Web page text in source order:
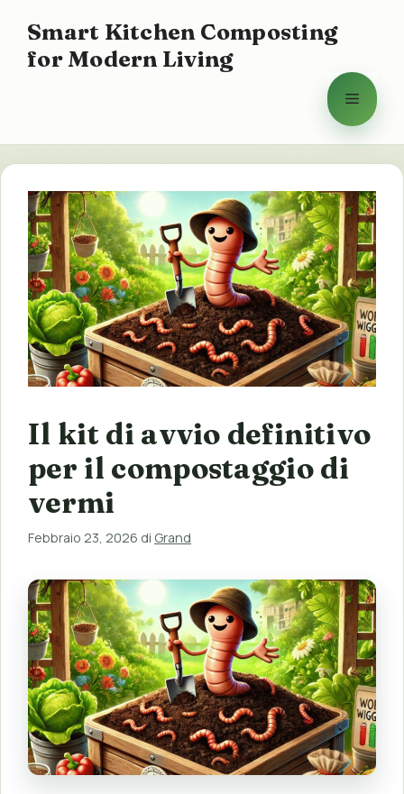
contenuto
Smart Kitchen Composting
for Modern Living
Menu
Il kit di avvio definitivo
per il compostaggio di
vermi
Febbraio 23, 2026 di Grand